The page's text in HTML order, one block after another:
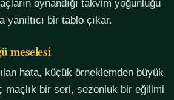
oynandığı takvim yoğunluğu
yanıltıcı bir tablo çıkar.
meselesi
hata, küçük örneklemden büyük
maçlık bir seri, sezonluk bir eğilimi